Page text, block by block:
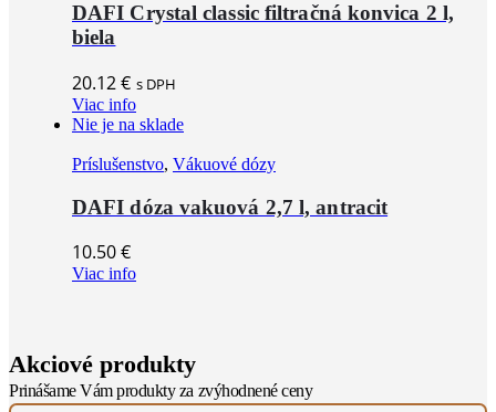
DAFI Crystal classic filtračná konvica 2 l,
biela
20.12€ s DPH
Viac info
Nie je na sklade
Príslušenstvo, Vákuové dózy
DAFI dóza vakuová 2,7 l, antracit
10.50€
Viac info
Akciové produkty
Prinášame Vám produkty za zvýhodnené ceny